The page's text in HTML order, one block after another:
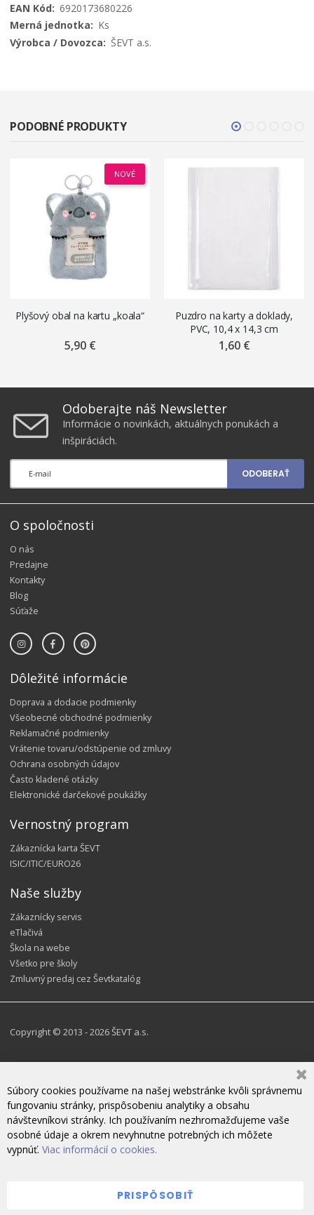
6920173680226
Ks
ŠEVT a.s.
PODOBNÉ PRODUKTY
NOVÉ
Plyšový obal na kartu „koala“
5,90 €
Puzdro na karty a doklady,
PVC, 10,4 x 14,3 cm
1,60 €
Odoberajte náš Newsletter
Informácie o novinkách, aktuálnych ponukách a
inšpiráciách.
ODOBERAŤ
O spoločnosti
O nás
Predajne
Kontakty
Blog
Súťaže
Dôležité informácie
Doprava a dodacie podmienky
Všeobecné obchodné podmienky
Reklamačné podmienky
Vrátenie tovaru/odstúpenie od zmluvy
Ochrana osobných údajov
Často kladené otázky
Elektronické darčekové poukážky
Vernostný program
Zákaznícka karta ŠEVT
ISIC/ITIC/EURO26
Naše služby
Zákaznícky servis
eTlačivá
Škola na webe
Všetko pre školy
Zmluvný predaj cez Ševtkatalóg
Copyright © 2013 - 2026 ŠEVT a.s.
Súbory cookies používame na našej webstránke kvôli správnemu
fungovaniu stránky, prispôsobeniu analytiky a obsahu
návštevníkovi stránky. Ich používaním nezhromažďujeme vaše
osobné údaje a okrem nevyhnutne potrebných ich môžete
vypnúť. Viac informácií o cookies.
PRISPÔSOBIŤ